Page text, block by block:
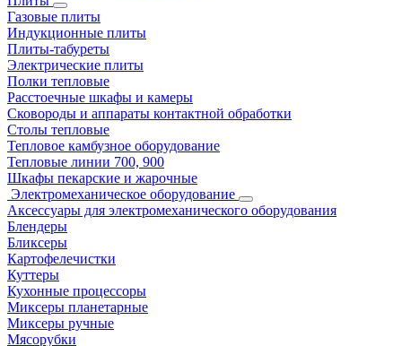
Газовые плиты
Индукционные плиты
Плиты-табуреты
Электрические плиты
Полки тепловые
Расстоечные шкафы и камеры
Сковороды и аппараты контактной обработки
Столы тепловые
Тепловое камбузное оборудование
Тепловые линии 700, 900
Шкафы пекарские и жарочные
Электромеханическое оборудование
Аксессуары для электромеханического оборудования
Блендеры
Бликсеры
Картофелечистки
Куттеры
Кухонные процессоры
Миксеры планетарные
Миксеры ручные
Мясорубки